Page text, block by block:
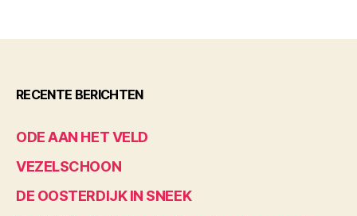
RECENTE BERICHTEN
ODE AAN HET VELD
VEZELSCHOON
DE OOSTERDIJK IN SNEEK